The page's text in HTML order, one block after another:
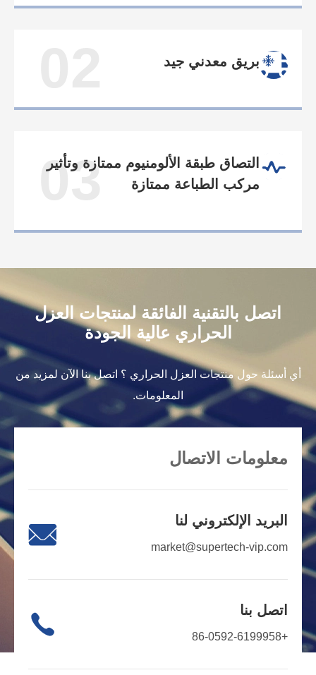
بريق معدني جيد
التصاق طبقة الألومنيوم ممتازة وتأثير
مركب الطباعة ممتازة
03
اتصل بالتقنية الفائقة لمنتجات العزل
الحراري عالية الجودة
أي أسئلة حول منتجات العزل الحراري ؟ اتصل بنا الآن لمزيد من
المعلومات.
معلومات الاتصال
 البريد الإلكتروني لنا
market@supertech-vip.com
 اتصل بنا
+86-0592-6199958